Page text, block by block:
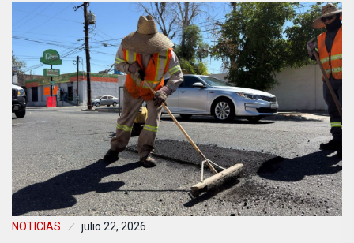
NOTICIAS julio 22, 2026